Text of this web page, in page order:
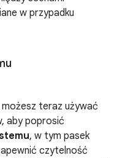
w przypadku
teraz używać
aby poprosić
, w tym pasek
czytelność